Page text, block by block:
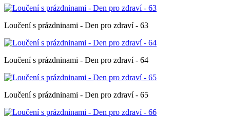
Loučení s prázdninami - Den pro zdraví - 63
Loučení s prázdninami - Den pro zdraví - 64
Loučení s prázdninami - Den pro zdraví - 65